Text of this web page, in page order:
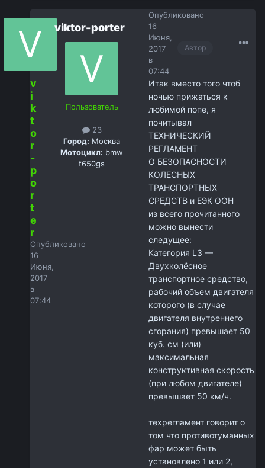
v
i
k
t
o
r
-
p
o
r
t
e
r
Опубликовано
16
Июня,
2017
в
07:44
viktor-porter
Пользователь
23
Город: Москва
Мотоцикл: bmw
f650gs
Автор
Опубликовано
16
Июня,
2017
в
07:44
Итак вместо того чтоб
ночью прижаться к
любимой попе, я
почитывал
ТЕХНИЧЕСКИЙ
РЕГЛАМЕНТ
О БЕЗОПАСНОСТИ
КОЛЕСНЫХ
ТРАНСПОРТНЫХ
СРЕДСТВ и ЕЭК ООН
из всего прочитанного
можно вынести
следущее:
Категория L3 —
Двухколёсное
транспортное средство,
рабочий объем двигателя
которого (в случае
двигателя внутреннего
сгорания) превышает 50
куб. см (или)
максимальная
конструктивная скорость
(при любом двигателе)
превышает 50 км/ч.
техрегламент говорит о
том что противотуманных
фар может быть
установлено 1 или 2,